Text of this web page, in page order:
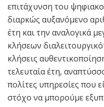
επιτάχυνση του
διαρκώς αυξανόμενο
έτη και την αναλογικά
κλήσεων
κλήσεις
τελευταία έτη,
πολίτες υπηρεσίες που
στόχο να μπορούμε